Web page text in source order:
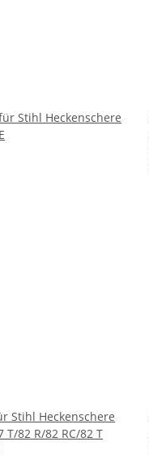
Stihl Heckenschere
Stihl Heckenschere
T/82 R/82 RC/82 T